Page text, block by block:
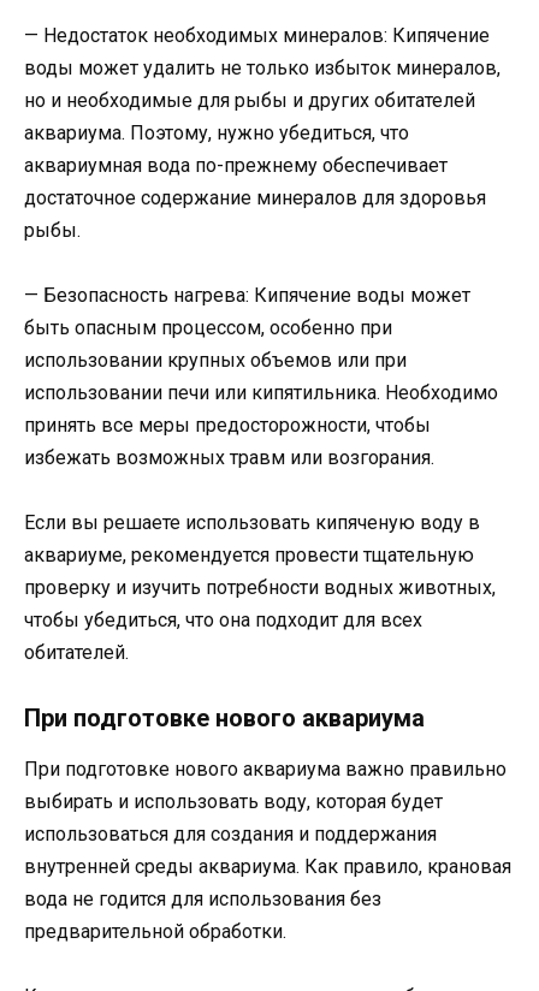
— Недостаток необходимых минералов: Кипячение
воды может удалить не только избыток минералов,
но и необходимые для рыбы и других обитателей
аквариума. Поэтому, нужно убедиться, что
аквариумная вода по-прежнему обеспечивает
достаточное содержание минералов для здоровья
рыбы.
— Безопасность нагрева: Кипячение воды может
быть опасным процессом, особенно при
использовании крупных объемов или при
использовании печи или кипятильника. Необходимо
принять все меры предосторожности, чтобы
избежать возможных травм или возгорания.
Если вы решаете использовать кипяченую воду в
аквариуме, рекомендуется провести тщательную
проверку и изучить потребности водных животных,
чтобы убедиться, что она подходит для всех
обитателей.
При подготовке нового аквариума
При подготовке нового аквариума важно правильно
выбирать и использовать воду, которая будет
использоваться для создания и поддержания
внутренней среды аквариума. Как правило, крановая
вода не годится для использования без
предварительной обработки.